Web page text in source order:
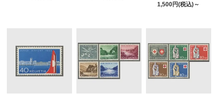
1,500円(税込)～